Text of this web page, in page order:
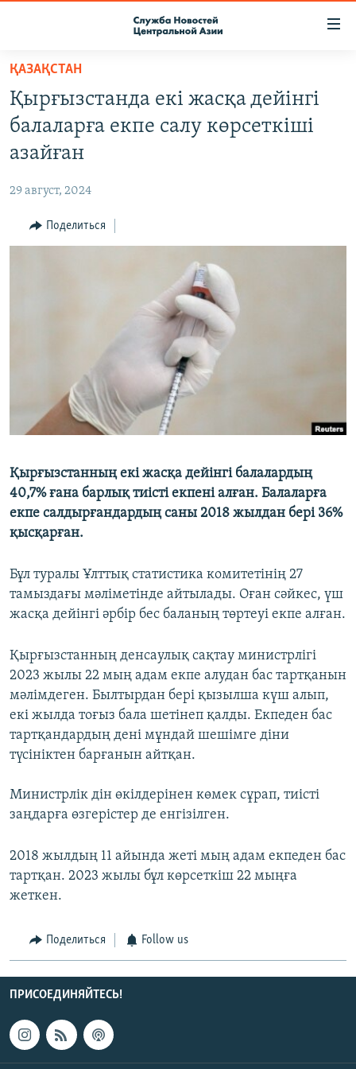
Вернуться
основному
содержанию
Вернутся
главной
навигации
Вернутся
ПОДПИСКА
КОНТАКТЫ
НАСТОЯЩЕЕ ВРЕМЯ
МИГРАНТ МЕДИА
ҚАЗАҚСТАН
Қырғызстанда екі жасқа дейінгі
балаларға екпе салу көрсеткіші
азайған
29 август, 2024
Поделиться
Қырғызстанның екі жасқа дейінгі балалардың
40,7% ғана барлық тиісті екпені алған. Балаларға
екпе салдырғандардың саны 2018 жылдан бері 36%
қысқарған.
Бұл туралы Ұлттық статистика комитетінің 27
тамыздағы мәліметінде айтылады. Оған сәйкес, үш
жасқа дейінгі әрбір бес баланың төртеуі екпе алған.
Қырғызстанның денсаулық сақтау министрлігі
2023 жылы 22 мың адам екпе алудан бас тартқанын
мәлімдеген. Былтырдан бері қызылша күш алып,
екі жылда тоғыз бала шетінеп қалды. Екпеден бас
тартқандардың дені мұндай шешімге діни
түсініктен барғанын айтқан.
Министрлік дін өкілдерінен көмек сұрап, тиісті
заңдарға өзгерістер де енгізілген.
2018 жылдың 11 айында жеті мың адам екпеден бас
тартқан. 2023 жылы бұл көрсеткіш 22 мыңға
жеткен.
Поделиться Follow us
ПРИСОЕДИНЯЙТЕСЬ!